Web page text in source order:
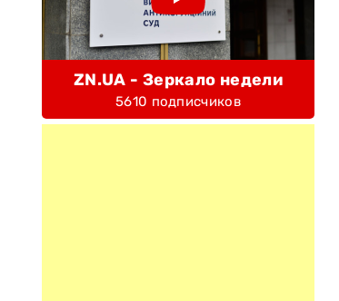
ZN.UA - Зеркало недели
5610 подписчиков